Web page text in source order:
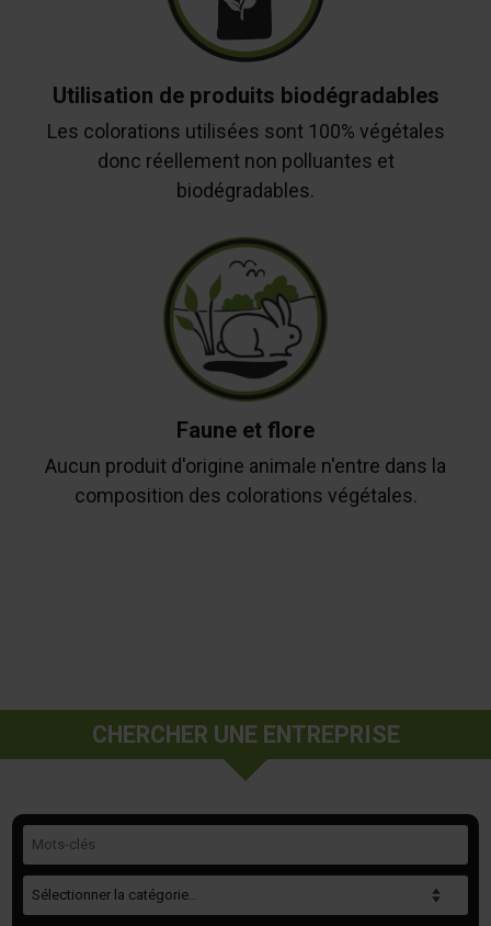
Utilisation de produits biodégradables
Les colorations utilisées sont 100% végétales
donc réellement non polluantes et
biodégradables.
Faune et flore
Aucun produit d'origine animale n'entre dans la
composition des colorations végétales.
CHERCHER UNE ENTREPRISE